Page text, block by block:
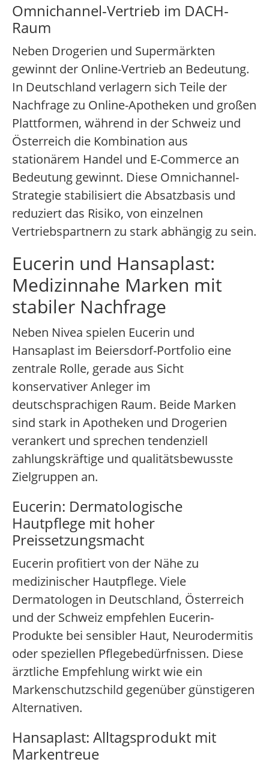
Omnichannel-Vertrieb im DACH-
Raum
Neben Drogerien und Supermärkten
gewinnt der Online-Vertrieb an Bedeutung.
In Deutschland verlagern sich Teile der
Nachfrage zu Online-Apotheken und großen
Plattformen, während in der Schweiz und
Österreich die Kombination aus
stationärem Handel und E-Commerce an
Bedeutung gewinnt. Diese Omnichannel-
Strategie stabilisiert die Absatzbasis und
reduziert das Risiko, von einzelnen
Vertriebspartnern zu stark abhängig zu sein.
Eucerin und Hansaplast:
Medizinnahe Marken mit
stabiler Nachfrage
Neben Nivea spielen Eucerin und
Hansaplast im Beiersdorf-Portfolio eine
zentrale Rolle, gerade aus Sicht
konservativer Anleger im
deutschsprachigen Raum. Beide Marken
sind stark in Apotheken und Drogerien
verankert und sprechen tendenziell
zahlungskräftige und qualitätsbewusste
Zielgruppen an.
Eucerin: Dermatologische
Hautpflege mit hoher
Preissetzungsmacht
Eucerin profitiert von der Nähe zu
medizinischer Hautpflege. Viele
Dermatologen in Deutschland, Österreich
und der Schweiz empfehlen Eucerin-
Produkte bei sensibler Haut, Neurodermitis
oder speziellen Pflegebedürfnissen. Diese
ärztliche Empfehlung wirkt wie ein
Markenschutzschild gegenüber günstigeren
Alternativen.
Hansaplast: Alltagsprodukt mit
Markentreue